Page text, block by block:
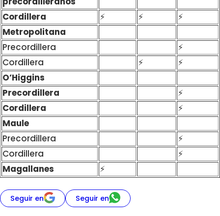
Cordillera
⚡ ⚡
⚡
Metropolitana
Precordillera
⚡
Cordillera
⚡
⚡
O’Higgins
Precordillera
⚡
Cordillera
⚡
Maule
Precordillera
⚡
Cordillera
⚡
Magallanes
⚡
Seguir en Seguir en